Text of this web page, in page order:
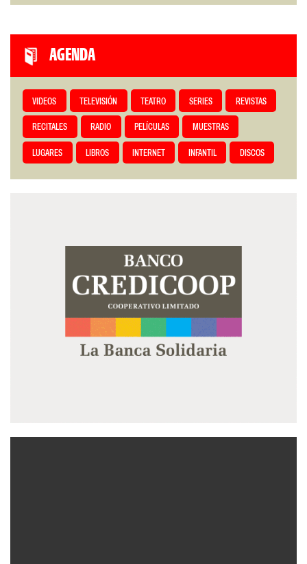
AGENDA
VIDEOS TELEVISIÓN TEATRO SERIES REVISTAS
RECITALES RADIO PELÍCULAS MUESTRAS
LUGARES LIBROS INTERNET INFANTIL DISCOS